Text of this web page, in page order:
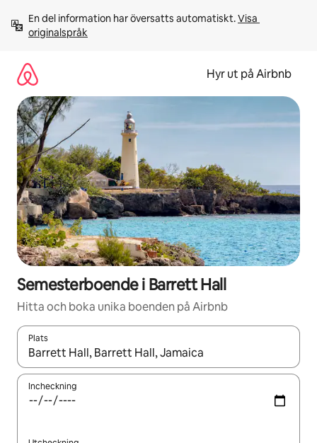
innehåll
En del information har översatts automatiskt. Visa
originalspråk
Hyr ut på Airbnb
Semesterboende i Barrett Hall
Hitta och boka unika boenden på Airbnb
Plats
När resultaten är tillgängliga kan du navigera med upp- och
Incheckning